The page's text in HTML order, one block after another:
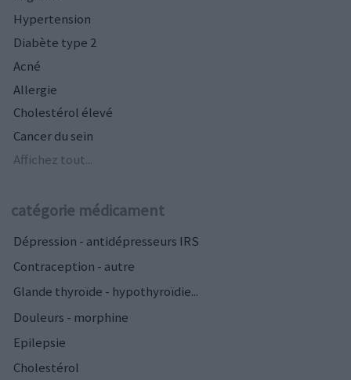
Hypertension
Diabète type 2
Acné
Allergie
Cholestérol élevé
Cancer du sein
Affichez tout...
catégorie médicament
Dépression - antidépresseurs IRS
Contraception - autre
Glande thyroïde - hypothyroïdie...
Douleurs - morphine
Epilepsie
Cholestérol